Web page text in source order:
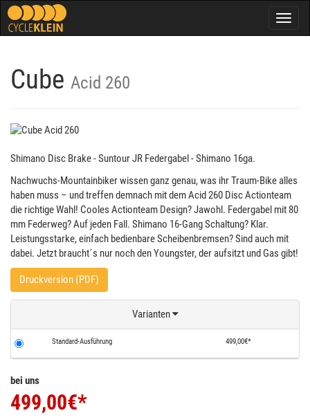
Cube Acid 260
Shimano Disc Brake - Suntour JR Federgabel - Shimano 16ga.
Nachwuchs-Mountainbiker wissen ganz genau, was ihr Traum-Bike alles
haben muss – und treffen demnach mit dem Acid 260 Disc Actionteam
die richtige Wahl! Cooles Actionteam Design? Jawohl. Federgabel mit 80
mm Federweg? Auf jeden Fall. Shimano 16-Gang Schaltung? Klar.
Leistungsstarke, einfach bedienbare Scheibenbremsen? Sind auch mit
dabei. Jetzt braucht´s nur noch den Youngster, der aufsitzt und Gas gibt!
Druckversion (PDF)
Varianten
Standard-Ausführung 499,00€*
bei uns
499,00€*